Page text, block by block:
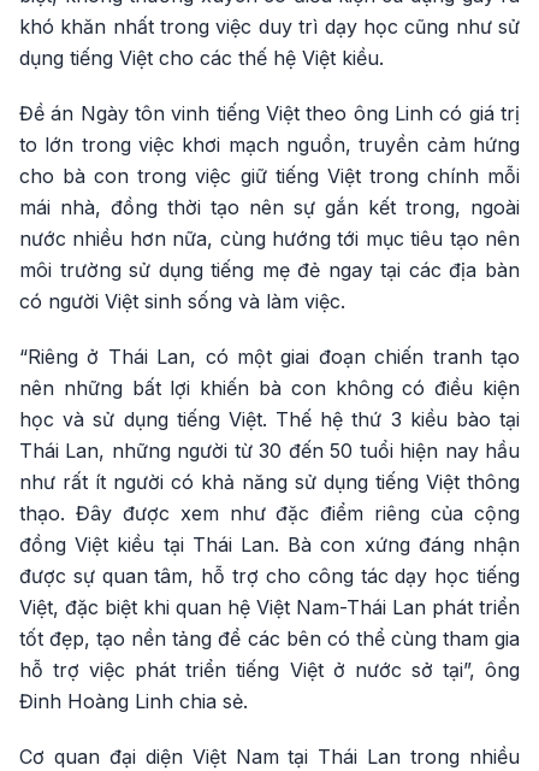
khó khăn nhất trong việc duy trì dạy học cũng như sử
dụng tiếng Việt cho các thế hệ Việt kiều.
Đề án Ngày tôn vinh tiếng Việt theo ông Linh có giá trị
to lớn trong việc khơi mạch nguồn, truyền cảm hứng
cho bà con trong việc giữ tiếng Việt trong chính mỗi
mái nhà, đồng thời tạo nên sự gắn kết trong, ngoài
nước nhiều hơn nữa, cùng hướng tới mục tiêu tạo nên
môi trường sử dụng tiếng mẹ đẻ ngay tại các địa bàn
có người Việt sinh sống và làm việc.
“Riêng ở Thái Lan, có một giai đoạn chiến tranh tạo
nên những bất lợi khiến bà con không có điều kiện
học và sử dụng tiếng Việt. Thế hệ thứ 3 kiều bào tại
Thái Lan, những người từ 30 đến 50 tuổi hiện nay hầu
như rất ít người có khả năng sử dụng tiếng Việt thông
thạo. Đây được xem như đặc điểm riêng của cộng
đồng Việt kiều tại Thái Lan. Bà con xứng đáng nhận
được sự quan tâm, hỗ trợ cho công tác dạy học tiếng
Việt, đặc biệt khi quan hệ Việt Nam-Thái Lan phát triển
tốt đẹp, tạo nền tảng để các bên có thể cùng tham gia
hỗ trợ việc phát triển tiếng Việt ở nước sở tại”, ông
Đinh Hoàng Linh chia sẻ.
Cơ quan đại diện Việt Nam tại Thái Lan trong nhiều